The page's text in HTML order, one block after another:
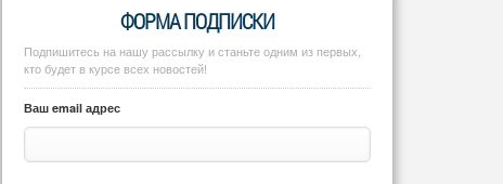
ФОРМА ПОДПИСКИ
Подпишитесь на нашу рассылку и станьте одним из первых,
кто будет в курсе всех новостей!
Ваш email адрес